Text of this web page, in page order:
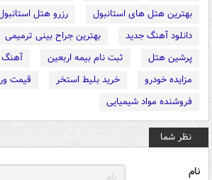
بهترین هتل های استانبول
رزرو هتل
دانلود آهنگ جدید
بهترین جراح بینی ترمیمی
پرشین هتل
ثبت نام بیمه اربعین
مزایده خودرو
خرید بلیط استخر
قیمت
فروشنده مواد شیمیایی
نظر شما
نام